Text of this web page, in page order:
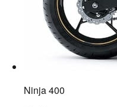
Ninja 400